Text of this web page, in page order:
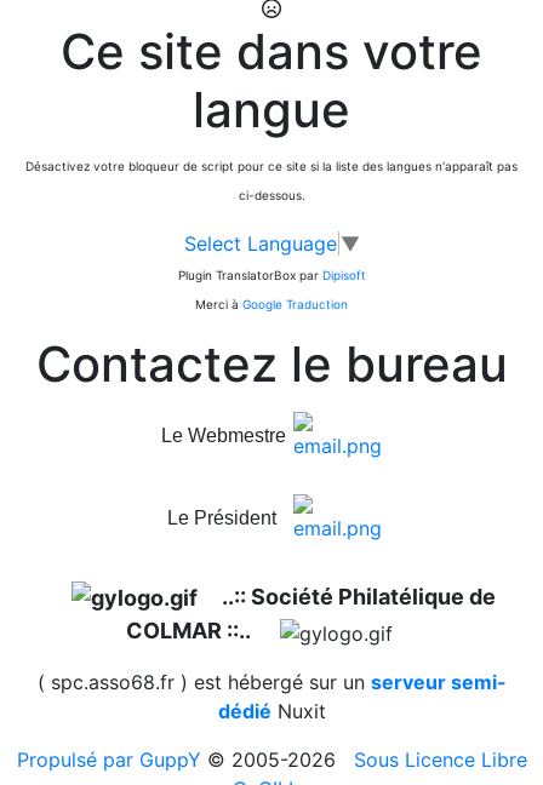
Ce site dans votre
langue
Désactivez votre bloqueur de script pour ce site si la liste des langues n'apparaît pas
ci-dessous.
Select Language ▼
Plugin TranslatorBox par Dipisoft
Merci à Google Traduction
Contactez le bureau
Le Webmestre
Le Président
..:: Société Philatélique de
COLMAR ::..
( spc.asso68.fr ) est hébergé sur un serveur semi-
dédié Nuxit
Propulsé par GuppY © 2005-2026
Sous Licence Libre